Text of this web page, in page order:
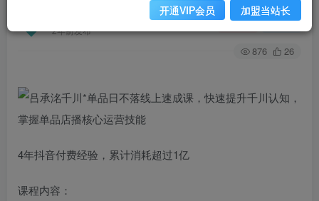
2年前发布
关注 私信
876 26
4年抖音付费经验，累计消耗超过1亿
课程内容：
开通VIP会员 加盟当站长